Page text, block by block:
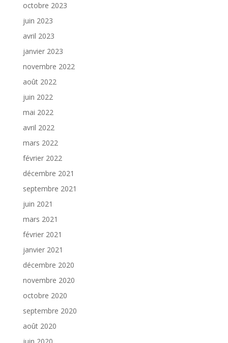
octobre 2023
juin 2023
avril 2023
janvier 2023
novembre 2022
août 2022
juin 2022
mai 2022
avril 2022
mars 2022
février 2022
décembre 2021
septembre 2021
juin 2021
mars 2021
février 2021
janvier 2021
décembre 2020
novembre 2020
octobre 2020
septembre 2020
août 2020
juin 2020